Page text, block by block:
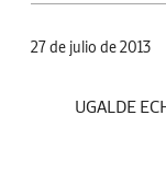
27 de julio de 2013
UGALDE